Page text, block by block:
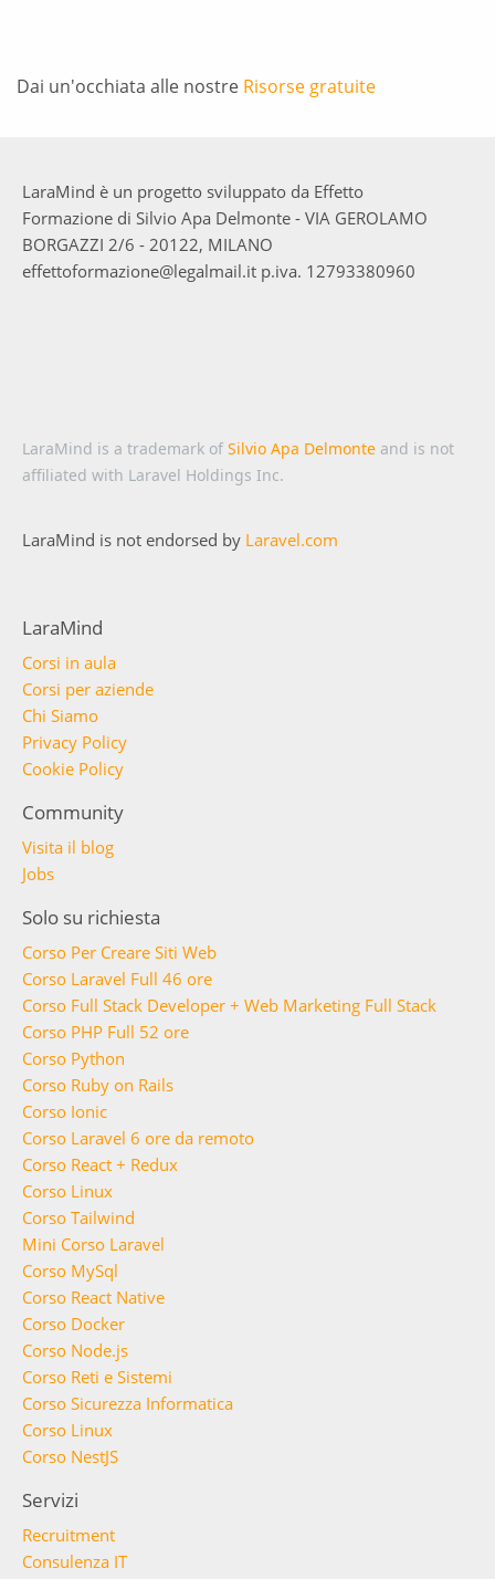
Dai un'occhiata alle nostre Risorse gratuite
LaraMind è un progetto sviluppato da Effetto
Formazione di Silvio Apa Delmonte - VIA GEROLAMO
BORGAZZI 2/6 - 20122, MILANO
effettoformazione@legalmail.it p.iva. 12793380960
LaraMind is a trademark of Silvio Apa Delmonte and is not
affiliated with Laravel Holdings Inc.
LaraMind is not endorsed by Laravel.com
LaraMind
Corsi in aula
Corsi per aziende
Chi Siamo
Privacy Policy
Cookie Policy
Community
Visita il blog
Jobs
Solo su richiesta
Corso Per Creare Siti Web
Corso Laravel Full 46 ore
Corso Full Stack Developer + Web Marketing Full Stack
Corso PHP Full 52 ore
Corso Python
Corso Ruby on Rails
Corso Ionic
Corso Laravel 6 ore da remoto
Corso React + Redux
Corso Linux
Corso Tailwind
Mini Corso Laravel
Corso MySql
Corso React Native
Corso Docker
Corso Node.js
Corso Reti e Sistemi
Corso Sicurezza Informatica
Corso Linux
Corso NestJS
Servizi
Recruitment
Consulenza IT